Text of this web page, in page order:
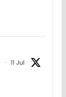
· 11 Jul